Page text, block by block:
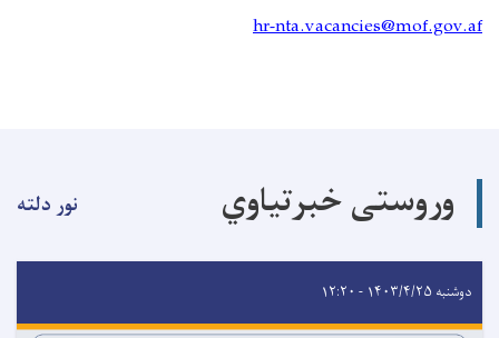
hr-nta.vacancies@mof.gov.af
وروستی خبرتیاوي نور دلته
دوشنبه ۱۴۰۳/۴/۲۵ - ۱۲:۲۰